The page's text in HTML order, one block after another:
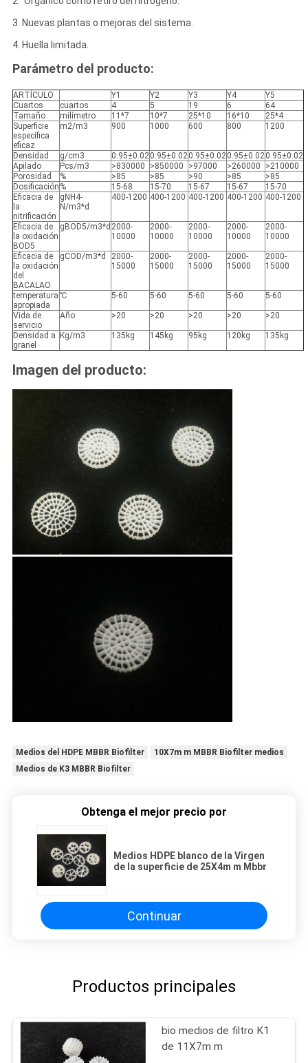
3. Nuevas plantas o mejoras del sistema.
4. Huella limitada.
Parámetro del producto:
ARTÍCULO Y1 Y2 Y3 Y4
Y5
Cuartos
cuartos 4 5 19 6
64
Tamaño
milímetro 11*7 10*7 25*10 16*10
25*4
Superficie
específica
eficaz
m2/m3 900 1000 600 800 1200
Densidad g/cm3 0.95±0.020.95±0.020.95±0.020.95±0.020.95±0.02
Apilado
Pcs/m3 >830000 >850000 >97000 >260000
>210000
Porosidad
% >85 >85 >90 >85
>85
Dosificación % 15-68 15-70 15-67 15-67
15-70
Eficacia de
la
nitrificación
gNH4-
N/m3*d
400-1200 400-1200 400-1200 400-1200 400-1200
Eficacia de
la oxidación
BOD5
gBOD5/m3*d 2000-
10000
2000-
10000
2000-
10000
2000-
10000
2000-
10000
Eficacia de
la oxidación
del
BACALAO
gCOD/m3*d
2000-
15000
2000-
15000
2000-
15000
2000-
15000
2000-
15000
temperatura
apropiada
℃ 5-60 5-60 5-60 5-60 5-60
Vida de
servicio
Año >20 >20 >20 >20 >20
Densidad a
granel
Kg/m3 135kg 145kg 95kg 120kg 135kg
Imagen del producto:
Medios del HDPE MBBR Biofilter
10X7m m MBBR Biofilter medios
Medios de K3 MBBR Biofilter
Obtenga el mejor precio por
Medios HDPE blanco de la Virgen
de la superficie de 25X4m m Mbbr
Continuar
Productos principales
bio medios de filtro K1
de 11X7m m